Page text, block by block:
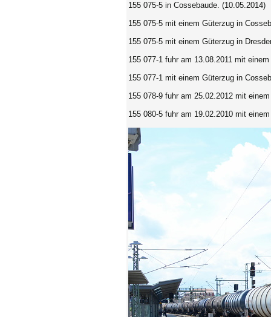
155 075-5 in Cossebaude. (10.05.2014)
155 075-5 mit einem Güterzug in
155 075-5 mit einem Güterzug in
155 077-1 fuhr am 13.08.2011 mit
155 077-1 mit einem Güterzug in
155 078-9 fuhr am 25.02.2012 mit
155 080-5 fuhr am 19.02.2010 mit